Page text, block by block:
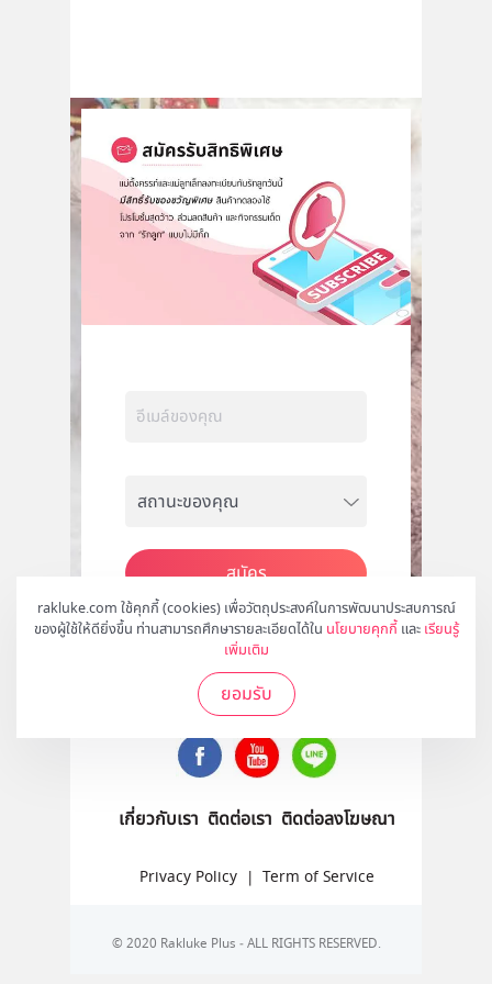
rakluke.com ใช้คุกกี้ (cookies) เพื่อวัตถุประสงค์ในการพัฒนาประสบการณ์
ของผู้ใช้ให้ดียิ่งขึ้น ท่านสามารถศึกษารายละเอียดได้ใน นโยบายคุกกี้ และ เรียนรู้
เพิ่มเติม
ยอมรับ
สมัคร
ติดตามเราได้ที่
เกี่ยวกับเรา ติดต่อเรา ติดต่อลงโฆษณา
Privacy Policy | Term of Service
© 2020 Rakluke Plus - ALL RIGHTS RESERVED.